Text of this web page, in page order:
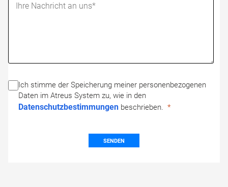
Ich stimme der Speicherung meiner personenbezogenen
Daten im Atreus System zu, wie in den
Datenschutzbestimmungen beschrieben.
SENDEN